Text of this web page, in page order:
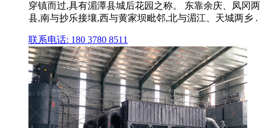
穿镇而过,具有湄潭县城后花园之称。 东靠余庆、凤冈两
县,南与抄乐接壤,西与黄家坝毗邻,北与湄江、天城两乡 .
联系电话: 180 3780 8511